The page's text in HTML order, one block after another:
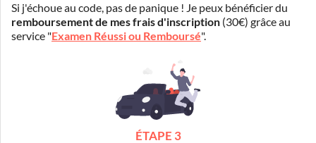
Si j'échoue au code, pas de panique ! Je peux bénéficier du
remboursement de mes frais d'inscription (30€) grâce au
service "Examen Réussi ou Remboursé".
ÉTAPE 3